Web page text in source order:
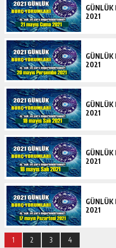
GÜNLÜK
2021
GÜNLÜK
2021
GÜNLÜK
2021
GÜNLÜK
2021
GÜNLÜK
2021
1 2 3 4